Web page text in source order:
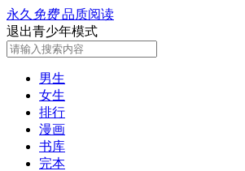
永久 免费品质阅读
退出青少年模式
男生
女生
排行
漫画
书库
完本